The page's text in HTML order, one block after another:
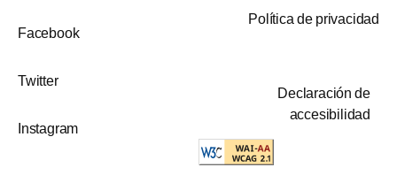
Facebook
Twitter
Instagram
Política de privacidad
Declaración de
accesibilidad